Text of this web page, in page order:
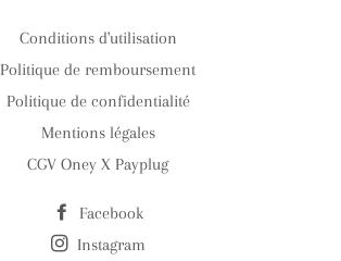
Conditions d'utilisation
Politique de remboursement
Politique de confidentialité
Mentions légales
CGV Oney X Payplug
Facebook
Instagram